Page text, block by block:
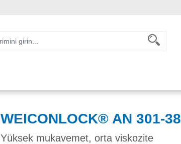
WEICONLOCK® AN 301-38
Yüksek mukavemet, orta viskozite